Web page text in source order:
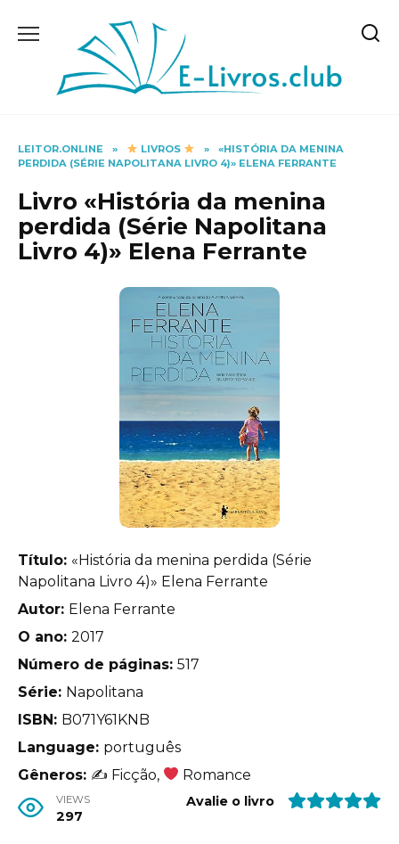
LEITOR.ONLINE » LIVROS »
«HISTÓRIA DA MENINA
PERDIDA (SÉRIE NAPOLITANA LIVRO 4)» ELENA FERRANTE
Livro «História da menina
perdida (Série Napolitana
Livro 4)» Elena Ferrante
Título: «História da menina perdida (Série
Napolitana Livro 4)» Elena Ferrante
Autor: Elena Ferrante
O ano: 2017
Número de páginas: 517
Série: Napolitana
ISBN: B071Y61KNB
Language: português
Gêneros: ✍ Ficção, Romance
VIEWS
297
Avalie o livro